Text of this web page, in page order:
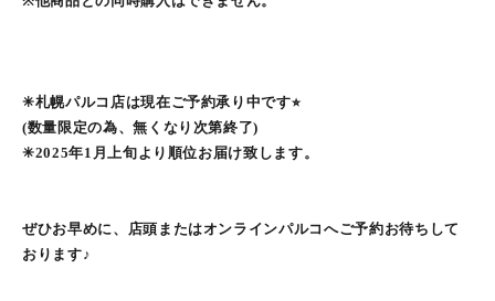
✳︎札幌パルコ店は現在ご予約承り中です⭐︎
(数量限定の為、無くなり次第終了)
✳︎2025年1月上旬より順位お届け致します。
ぜひお早めに、店頭またはオンラインパルコへご予約お待ちして
おります♪